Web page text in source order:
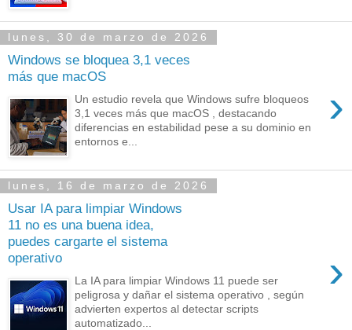
lunes, 30 de marzo de 2026
Windows se bloquea 3,1 veces
más que macOS
›
Un estudio revela que Windows sufre bloqueos
3,1 veces más que macOS , destacando
diferencias en estabilidad pese a su dominio en
entornos e...
lunes, 16 de marzo de 2026
Usar IA para limpiar Windows
11 no es una buena idea,
puedes cargarte el sistema
operativo
›
La IA para limpiar Windows 11 puede ser
peligrosa y dañar el sistema operativo , según
advierten expertos al detectar scripts
automatizado...